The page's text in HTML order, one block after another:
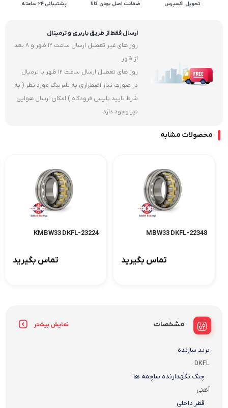
تحویل اکسپرس ضمانت اصل بودن کالا پشتیبانی 24 ساعته
ارسال فقط از طریق باربری و ترمینال
روز های غیر تعطیل ارسال ساعت 12 ظهر و 8 بعد
از ظهر
روز های تعطیل ارسال ساعت 12 ظهر با ترمیال
در صورت نیاز اضطراری به بلبرینگ مورد نظر ( به
شرط تایید پلیس فرودگاه ) امکان ارسال هوایی
نیز وجود دارد
محصولات مشابه
22348-MBW33 DKFL
تماس بگیرید
23224-KMBW33 DKFL
تماس بگیرید
مشخصات نمایش بیشتر
برند سازنده
DKFL
چنگ نگهدارنده ساچمه ها
آهنی
قطر داخلی